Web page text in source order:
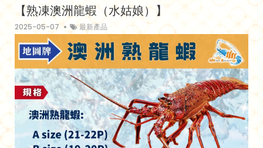
【熟凍澳洲龍蝦（水姑娘）】
2025-05-07 最新產品